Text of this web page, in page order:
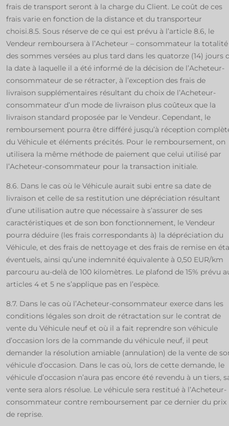
frais de transport seront à la charge du Client. Le coût de ces
frais varie en fonction de la distance et du transporteur
choisi.8.5. Sous réserve de ce qui est prévu à l’article 8.6, le
Vendeur remboursera à l’Acheteur – consommateur la totalité
des sommes versées au plus tard dans les quatorze (14) jours
la date à laquelle il a été informé de la décision de l’Acheteur-
consommateur de se rétracter, à l’exception des frais de
livraison supplémentaires résultant du choix de l’Acheteur-
consommateur d’un mode de livraison plus coûteux que la
livraison standard proposée par le Vendeur. Cependant, le
remboursement pourra être différé jusqu’à réception
du Véhicule et éléments précités. Pour le remboursement, on
utilisera la même méthode de paiement que celui utilisé par
l’Acheteur-consommateur pour la transaction initiale.
8.6. Dans le cas où le Véhicule aurait subi entre sa date de
livraison et celle de sa restitution une dépréciation résultant
d’une utilisation autre que nécessaire à s’assurer de ses
caractéristiques et de son bon fonctionnement, le Vendeur
pourra déduire (les frais correspondants à) la dépréciation du
Véhicule, et des frais de nettoyage et des frais de remise en
éventuels, ainsi qu’une indemnité équivalente à 0,50 EUR/km
parcouru au-delà de 100 kilomètres. Le plafond de 15% prévu
articles 4 et 5 ne s’applique pas en l’espèce.
8.7. Dans le cas où l’Acheteur-consommateur exerce dans les
conditions légales son droit de rétractation sur le contrat de
vente du Véhicule neuf et où il a fait reprendre son véhicule
d’occasion lors de la commande du véhicule neuf, il peut
demander la résolution amiable (annulation) de la vente de
véhicule d’occasion. Dans le cas où, lors de cette demande, le
véhicule d’occasion n’aura pas encore été revendu à un tiers,
vente sera alors résolue. Le véhicule sera restitué à l’Acheteur-
consommateur contre remboursement par ce dernier du prix
de reprise.